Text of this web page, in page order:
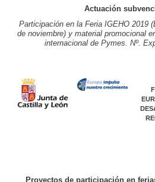
Actuación
Participación en la Feria IGEHO 2019
de noviembre) y material promocional
internacional de Pymes. Nº.
Proyectos de participación en